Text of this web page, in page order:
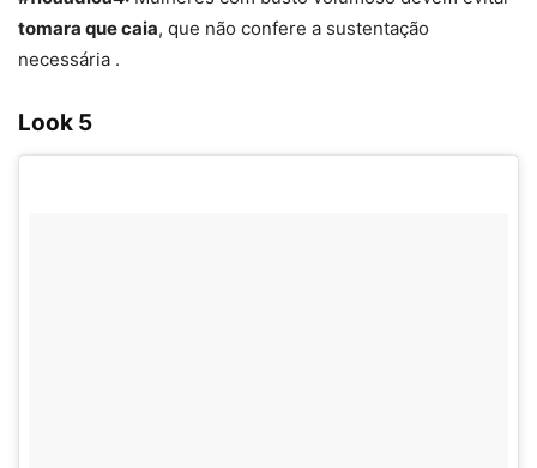
tomara que caia, que não confere a sustentação
necessária .
Look 5